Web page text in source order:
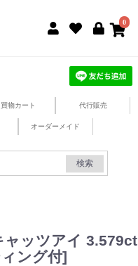
0
買物カート 代行販売
オーダーメイド
検索
ャッツアイ 3.579ct
ング付]